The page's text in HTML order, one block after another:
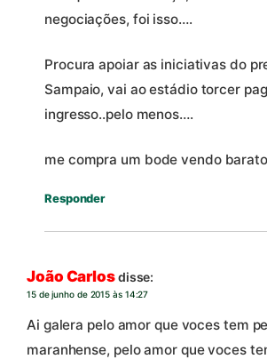
negociações, foi isso….
Procura apoiar as iniciativas do
Sampaio, vai ao estádio torcer
ingresso..pelo menos….
me compra um bode vendo barato
Responder
João Carlosdisse:
15 de junho de 2015 às 14:27
Ai galera pelo amor que voces tem
maranhense, pelo amor que voces